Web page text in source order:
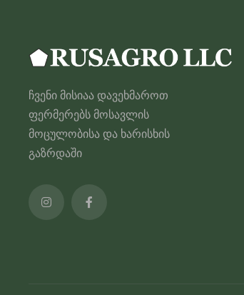
ჩვენი მისიაა დავეხმაროთ
ფერმერებს მოსავლის
მოცულობისა და ხარისხის
გაზრდაში